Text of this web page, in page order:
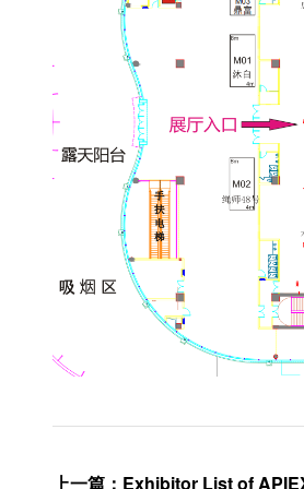
上一篇 ： Exhibitor List of